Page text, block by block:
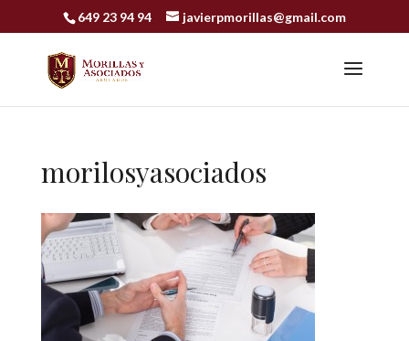
649 23 94 94 javierpmorillas@gmail.com
morilosyasociados